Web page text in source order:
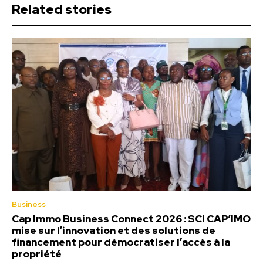
Related stories
Business
Cap Immo Business Connect 2026 : SCI CAP’IMO
mise sur l’innovation et des solutions de
financement pour démocratiser l’accès à la
propriété